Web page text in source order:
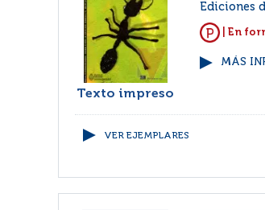
Texto impreso
Ediciones
| En
MÁS
VER EJEMPLARES